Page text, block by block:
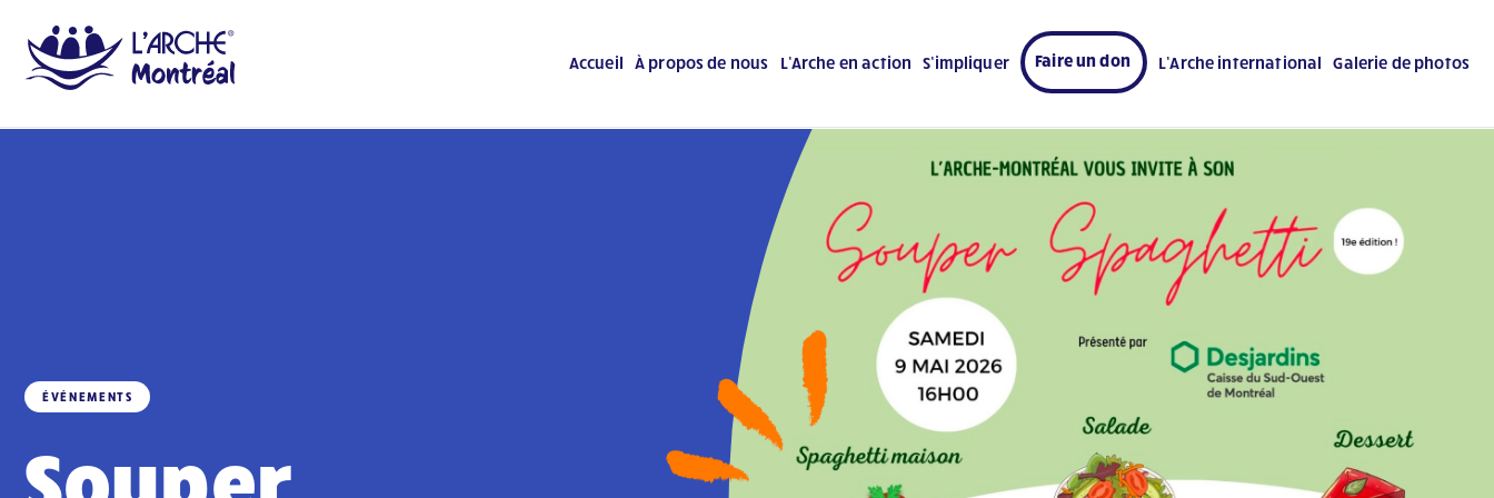
Accueil À propos de nous L’Arche en action S’impliquer Faire un don L’Arche international Galerie de photos
ÉVÉNEMENTS